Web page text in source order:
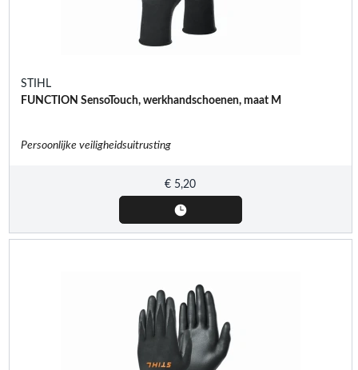
STIHL
FUNCTION SensoTouch, werkhandschoenen, maat M
Persoonlijke veiligheidsuitrusting
€ 5,20